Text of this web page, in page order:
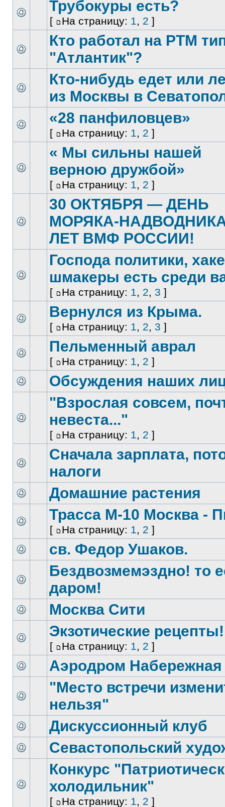
Трубокуры есть?
[ На страницу: 1, 2 ]
Кто работал на РТМ
"Атлантик"?
Кто-нибудь едет или
из Москвы в
«28 панфиловцев»
[ На страницу: 1, 2 ]
« Мы сильны нашей
верною дружбой»
[ На страницу: 1, 2 ]
30 ОКТЯБРЯ — ДЕНЬ
МОРЯКА-
ЛЕТ ВМФ РОССИИ!
Господа политики,
шмакеры есть среди
[ На страницу: 1, 2, 3 ]
Вернулся из Крыма.
[ На страницу: 1, 2, 3 ]
Пельменный аврал
[ На страницу: 1, 2 ]
Обсуждения наших
"Взрослая совсем,
невеста..."
[ На страницу: 1, 2 ]
Сначала зарплата,
налоги
Домашние растения
Трасса М-10 Москва -
[ На страницу: 1, 2 ]
св. Федор Ушаков.
Бездвозмемэздно! то
даром!
Москва Сити
Экзотические рецепты!
[ На страницу: 1, 2 ]
Аэродром Набережная
"Место встречи
нельзя"
Дискуссионный клуб
Севастопольский
Конкурс
холодильник"
[ На страницу: 1, 2 ]